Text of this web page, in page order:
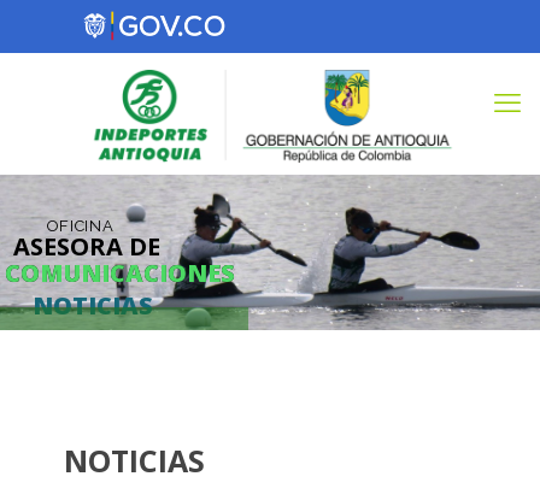
OFICINA
COMUNICACIONES
NOTICIAS
ASESORA DE
COMUNICACIONES
NOTICIAS